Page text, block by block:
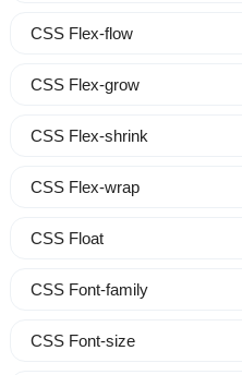
CSS Flex-flow
CSS Flex-grow
CSS Flex-shrink
CSS Flex-wrap
CSS Float
CSS Font-family
CSS Font-size